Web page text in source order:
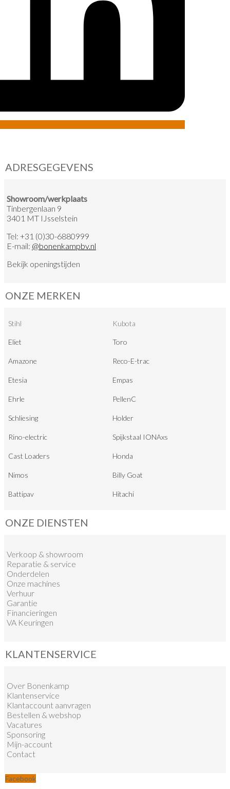
ADRESGEGEVENS
Showroom/werkplaats
Tinbergenlaan 9
3401 MT IJsselstein
Tel: +31 (0)30-6880999
E-mail: @bonenkampbv.nl
Bekijk openingstijden
ONZE MERKEN
Stihl Kubota
Eliet Toro
Amazone Reco-E-trac
Etesia Empas
Ehrle PellenC
Schliesing Holder
Rino-electric Spijkstaal IONAxs
Cast Loaders Honda
Nimos Billy Goat
Battipav Hitachi
ONZE DIENSTEN
Verkoop & showroom
Reparatie & service
Onderdelen
Onze machines
Verhuur
Garantie
Financieringen
VA Keuringen
KLANTENSERVICE
Over Bonenkamp
Klantenservice
Klantaccount aanvragen
Bestellen & webshop
Vacatures
Sponsoring
Mijn-account
Contact
Facebook